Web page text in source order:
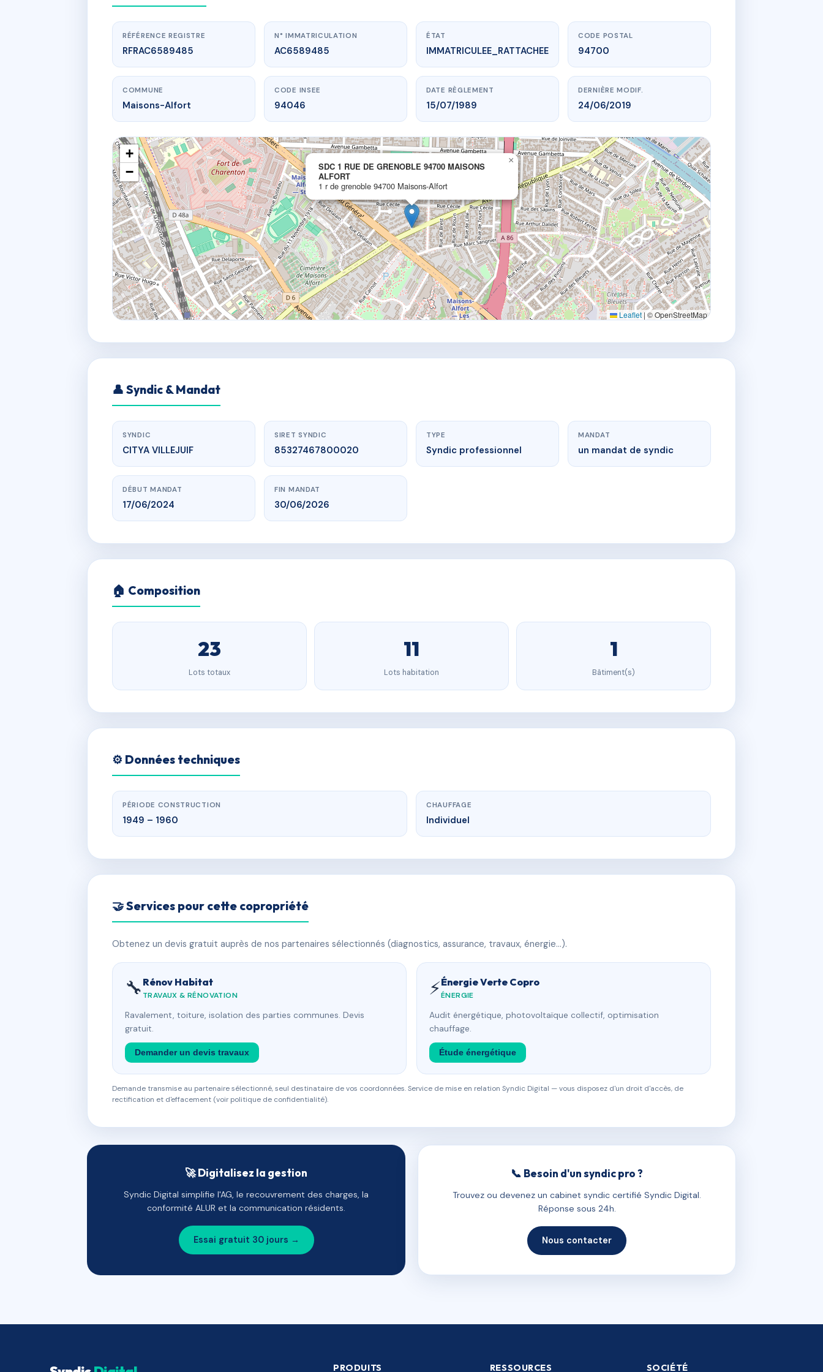
www.vme.plus/AC6589485
SDC 1 RUE DE GRENOBLE 94700 MAISONS ALFORT
1 r de grenoble94700 Maisons-Alfort
RÉFÉRENCE REGISTRE
RFRAC6589485
N° IMMATRICULATION
AC6589485
ÉTAT
IMMATRICULEE_RATTACHEE
CODE POSTAL
94700
COMMUNE
Maisons-Alfort
CODE INSEE
94046
DATE RÈGLEMENT
15/07/1989
DERNIÈRE MODIF.
24/06/2019
SDC 1 RUE DE GRENOBLE 94700 MAISONS
ALFORT
1 r de grenoble 94700 Maisons-Alfort
×
+
−
Leaflet | © OpenStreetMap
👤 Syndic & Mandat
SYNDIC
CITYA VILLEJUIF
SIRET SYNDIC
85327467800020
TYPE
Syndic professionnel
MANDAT
un mandat de syndic
DÉBUT MANDAT
17/06/2024
FIN MANDAT
30/06/2026
🏠 Composition
23
Lots totaux
11
Lots habitation
1
Bâtiment(s)
⚙️ Données techniques
PÉRIODE CONSTRUCTION
1949 – 1960
CHAUFFAGE
Individuel
🤝 Services pour cette copropriété
Obtenez un devis gratuit auprès de nos partenaires sélectionnés (diagnostics, assurance, travaux, énergie…).
🔧 Rénov Habitat
TRAVAUX & RÉNOVATION
Ravalement, toiture, isolation des parties communes. Devis
gratuit.
Demander un devis travaux
⚡Énergie Verte Copro
ÉNERGIE
Audit énergétique, photovoltaïque collectif, optimisation
chauffage.
Étude énergétique
Demande transmise au partenaire sélectionné, seul destinataire de vos coordonnées. Service de mise en relation Syndic Digital — vous disposez d'un droit d'accès, de
rectification et d'effacement (voir politique de confidentialité).
🚀 Digitalisez la gestion
Syndic Digital simplifie l'AG, le recouvrement des charges, la
conformité ALUR et la communication résidents.
Essai gratuit 30 jours →
📞 Besoin d'un syndic pro ?
Trouvez ou devenez un cabinet syndic certifié Syndic Digital.
Réponse sous 24h.
Nous contacter
PRODUITS RESSOURCES SOCIÉTÉ